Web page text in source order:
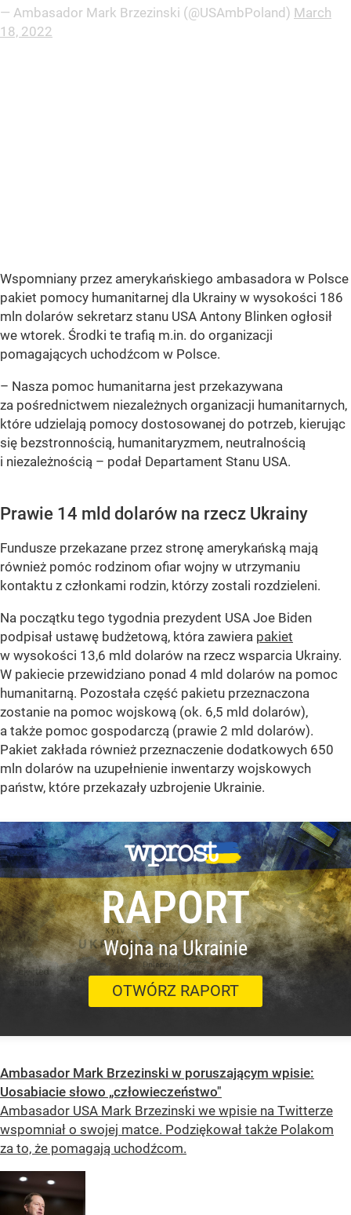
— Ambasador Mark Brzezinski (@USAmbPoland) March
18, 2022
Wspomniany przez amerykańskiego ambasadora w Polsce
pakiet pomocy humanitarnej dla Ukrainy w wysokości 186
mln dolarów sekretarz stanu USA Antony Blinken ogłosił
we wtorek. Środki te trafią m.in. do organizacji
pomagających uchodźcom w Polsce.
– Nasza pomoc humanitarna jest przekazywana
za pośrednictwem niezależnych organizacji humanitarnych,
które udzielają pomocy dostosowanej do potrzeb, kierując
się bezstronnością, humanitaryzmem, neutralnością
i niezależnością – podał Departament Stanu USA.
Prawie 14 mld dolarów na rzecz Ukrainy
Fundusze przekazane przez stronę amerykańską mają
również pomóc rodzinom ofiar wojny w utrzymaniu
kontaktu z członkami rodzin, którzy zostali rozdzieleni.
Na początku tego tygodnia prezydent USA Joe Biden
podpisał ustawę budżetową, która zawiera pakiet
w wysokości 13,6 mld dolarów na rzecz wsparcia Ukrainy.
W pakiecie przewidziano ponad 4 mld dolarów na pomoc
humanitarną. Pozostała część pakietu przeznaczona
zostanie na pomoc wojskową (ok. 6,5 mld dolarów),
a także pomoc gospodarczą (prawie 2 mld dolarów).
Pakiet zakłada również przeznaczenie dodatkowych 650
mln dolarów na uzupełnienie inwentarzy wojskowych
państw, które przekazały uzbrojenie Ukrainie.
RAPORT
Wojna na Ukrainie
OTWÓRZ RAPORT
Ambasador Mark Brzezinski w poruszającym wpisie:
Uosabiacie słowo „człowieczeństwo"
Ambasador USA Mark Brzezinski we wpisie na Twitterze
wspomniał o swojej matce. Podziękował także Polakom
za to, że pomagają uchodźcom.